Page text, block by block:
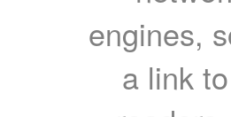
engines,
a link